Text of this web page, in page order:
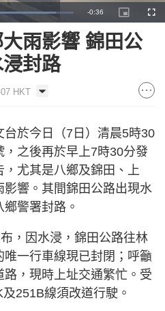
:
Remaining
Time
-0:36
Picture-
in-
雨影響 錦田公
封路
HKT
於今日（7日）清晨5時30
之後再於早上7時30分發
尤其是八鄉及錦田、上
響。其間錦田公路出現水
警署封路。
，因水浸，錦田公路往林
一行車線現已封閉；呼籲
，現時上址交通繁忙。受
251B線須改道行駛。